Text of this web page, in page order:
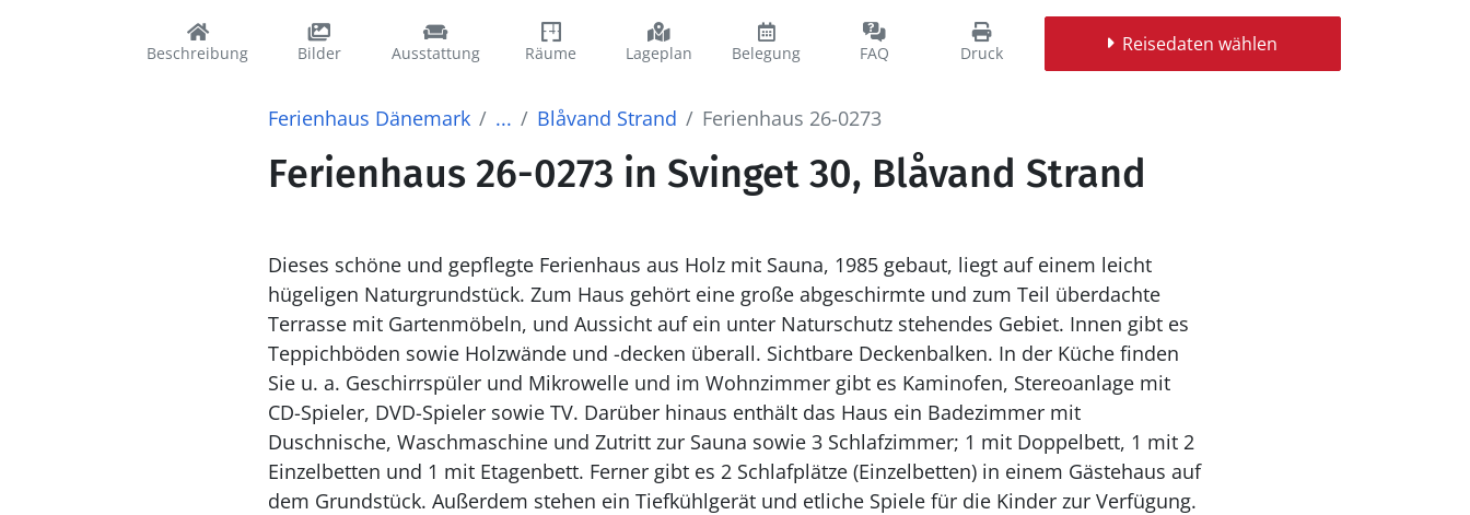
Beschreibung Bilder Ausstattung Räume Lageplan Belegung FAQ Druck Reisedaten wählen
Ferienhaus Dänemark ... Blåvand Strand Ferienhaus 26-0273
Ferienhaus 26-0273 in Svinget 30, Blåvand Strand
Dieses schöne und gepflegte Ferienhaus aus Holz mit Sauna, 1985 gebaut, liegt auf einem leicht
hügeligen Naturgrundstück. Zum Haus gehört eine große abgeschirmte und zum Teil überdachte
Terrasse mit Gartenmöbeln, und Aussicht auf ein unter Naturschutz stehendes Gebiet. Innen gibt es
Teppichböden sowie Holzwände und -decken überall. Sichtbare Deckenbalken. In der Küche finden
Sie u. a. Geschirrspüler und Mikrowelle und im Wohnzimmer gibt es Kaminofen, Stereoanlage mit
CD-Spieler, DVD-Spieler sowie TV. Darüber hinaus enthält das Haus ein Badezimmer mit
Duschnische, Waschmaschine und Zutritt zur Sauna sowie 3 Schlafzimmer; 1 mit Doppelbett, 1 mit 2
Einzelbetten und 1 mit Etagenbett. Ferner gibt es 2 Schlafplätze (Einzelbetten) in einem Gästehaus auf
dem Grundstück. Außerdem stehen ein Tiefkühlgerät und etliche Spiele für die Kinder zur Verfügung.